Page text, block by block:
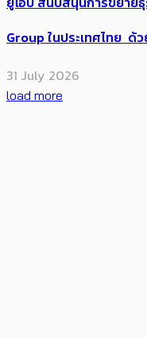
Group ในประเทศไทย ด้
31 July 2026
load more